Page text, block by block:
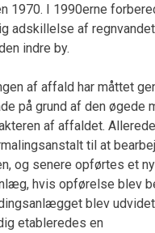
1970. I 1990erne
adskillelse af
indre by.
af affald har måttet
på grund af den øgede
af affaldet.
til at
og senere opførtes et
hvis opførelse blev
blev
etableredes en